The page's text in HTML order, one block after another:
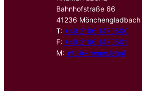
Bahnhofstraße 66
41236 Mönchengladbach
T: +49 2166 1470500
F: +49 2166 1470501
M: info@kremer.legal